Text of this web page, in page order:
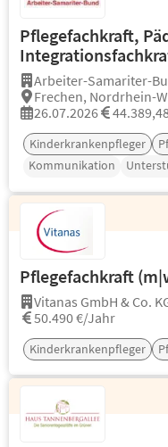
Pflegefachkraft,
Arbeiter-Samariter-
Frechen, Nordrhein-
26.07.2026
Kinderkrankenpfleger
Kommunikation
Pflegefachkraft
Vitanas GmbH & Co.
50.490 €/Jahr
Kinderkrankenpfleger